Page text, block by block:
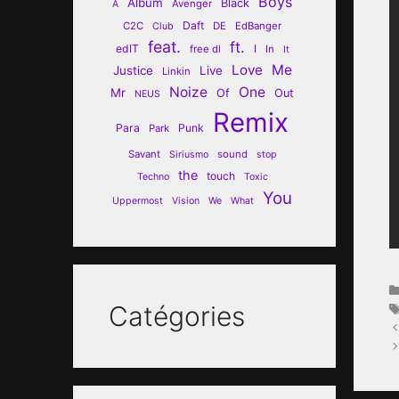
A Avenger Black
C2C Club Daft DE EdBanger
edIT feat. free dl ft. I In It
Justice Linkin Live Love Me
Mr NEUS Noize Of One Out
Para Park Punk Remix
Savant Siriusmo sound
stop
Techno
the touch Toxic
Uppermost Vision We What You
Catégories